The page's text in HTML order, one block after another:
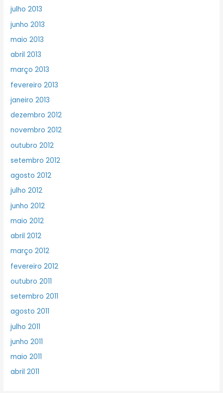
julho 2013
junho 2013
maio 2013
abril 2013
março 2013
fevereiro 2013
janeiro 2013
dezembro 2012
novembro 2012
outubro 2012
setembro 2012
agosto 2012
julho 2012
junho 2012
maio 2012
abril 2012
março 2012
fevereiro 2012
outubro 2011
setembro 2011
agosto 2011
julho 2011
junho 2011
maio 2011
abril 2011